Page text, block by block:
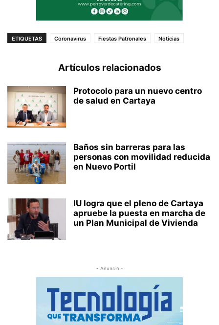
ETIQUETAS Coronavirus Fiestas Patronales Noticias
Artículos relacionados
Protocolo para un nuevo centro
de salud en Cartaya
Baños sin barreras para las
personas con movilidad reducida
en Nuevo Portil
IU logra que el pleno de Cartaya
apruebe la puesta en marcha de
un Plan Municipal de Vivienda
- Anuncio -